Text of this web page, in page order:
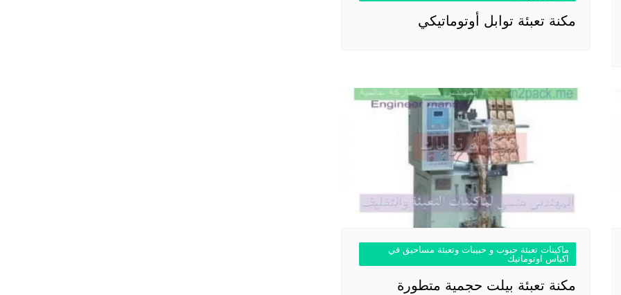
مكنة تعبئة توابل أوتوماتيكي
ماكينات تعبئة حبوب و حبيبات وتعبئة مساحيق في
اكياس اوتوماتيك
مكنة تعبئة بيلت حجمية متطورة